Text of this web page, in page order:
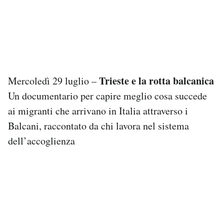
Mercoledì 29 luglio –Trieste e la rotta balcanica
Un documentario per capire meglio cosa succede
ai migranti che arrivano in Italia attraverso i
Balcani, raccontato da chi lavora nel sistema
dell’accoglienza